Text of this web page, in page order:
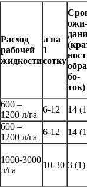
Расход
рабочей
жидкости
л на
1
сотку
ожи­
бо­
ток)
600 –
1200 л/га
6-12
14
600 –
1200 л/га
6-12 14
1000-3000
л/га
10-30 3 (1)